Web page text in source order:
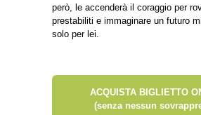
però, le accenderà il coraggio per
prestabiliti e immaginare un futuro
solo per lei.
ACQUISTA BIGLIETTO
(senza nessun